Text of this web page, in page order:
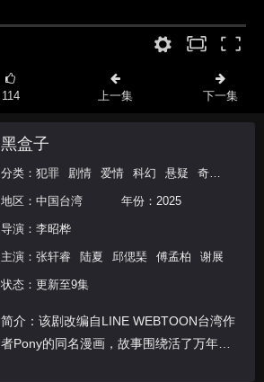
114 上一集 下一集
黑盒子
分类： 犯罪 剧情 爱情 科幻 悬疑 奇幻
地区： 中国台湾 年份： 2025
导演： 李昭桦
主演： 张轩睿 陆夏 邱偲琹 傅孟柏 谢展
状态：更新至9集
简介：该剧改编自LINE WEBTOON台湾作
者Pony的同名漫画，故事围绕活了万年的